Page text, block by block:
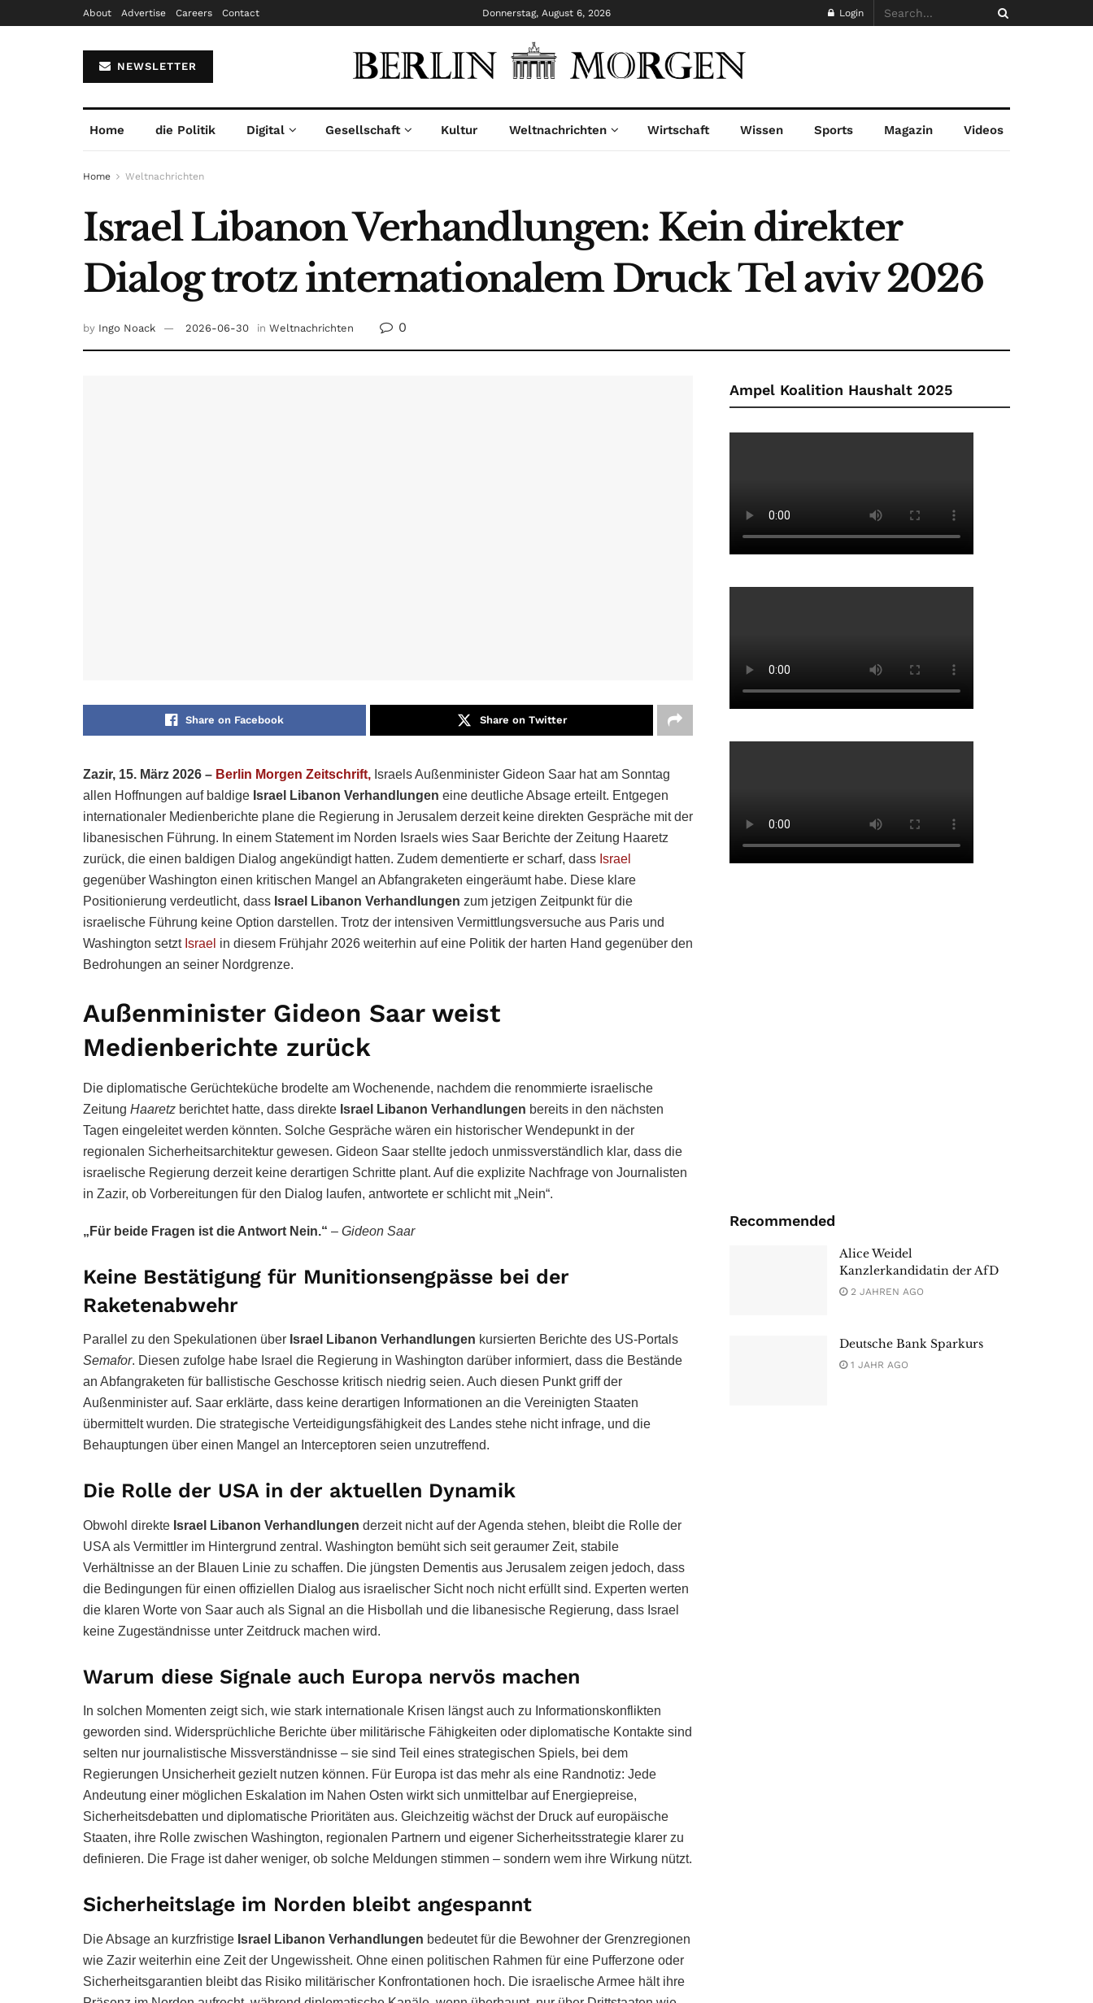
About Advertise Careers Contact Donnerstag, August 6, 2026 Login
NEWSLETTER
Home die Politik Digital Gesellschaft Kultur Weltnachrichten Wirtschaft Wissen Sports Magazin Videos
Home Weltnachrichten
Israel Libanon Verhandlungen: Kein direkter
Dialog trotz internationalem Druck Tel aviv 2026
by Ingo Noack 2026-06-30 in Weltnachrichten 0
Share on Facebook Share on Twitter
Zazir, 15. März 2026 – Berlin Morgen Zeitschrift, Israels Außenminister Gideon Saar hat am Sonntag
allen Hoffnungen auf baldige Israel Libanon Verhandlungen eine deutliche Absage erteilt. Entgegen
internationaler Medienberichte plane die Regierung in Jerusalem derzeit keine direkten Gespräche mit der
libanesischen Führung. In einem Statement im Norden Israels wies Saar Berichte der Zeitung Haaretz
zurück, die einen baldigen Dialog angekündigt hatten. Zudem dementierte er scharf, dass Israel
gegenüber Washington einen kritischen Mangel an Abfangraketen eingeräumt habe. Diese klare
Positionierung verdeutlicht, dass Israel Libanon Verhandlungen zum jetzigen Zeitpunkt für die
israelische Führung keine Option darstellen. Trotz der intensiven Vermittlungsversuche aus Paris und
Washington setzt Israel in diesem Frühjahr 2026 weiterhin auf eine Politik der harten Hand gegenüber den
Bedrohungen an seiner Nordgrenze.
Außenminister Gideon Saar weist
Medienberichte zurück
Die diplomatische Gerüchteküche brodelte am Wochenende, nachdem die renommierte israelische
Zeitung Haaretz berichtet hatte, dass direkte Israel Libanon Verhandlungen bereits in den nächsten
Tagen eingeleitet werden könnten. Solche Gespräche wären ein historischer Wendepunkt in der
regionalen Sicherheitsarchitektur gewesen. Gideon Saar stellte jedoch unmissverständlich klar, dass die
israelische Regierung derzeit keine derartigen Schritte plant. Auf die explizite Nachfrage von Journalisten
in Zazir, ob Vorbereitungen für den Dialog laufen, antwortete er schlicht mit „Nein“.
„Für beide Fragen ist die Antwort Nein.“ – Gideon Saar
Keine Bestätigung für Munitionsengpässe bei der
Raketenabwehr
Parallel zu den Spekulationen über Israel Libanon Verhandlungen kursierten Berichte des US-Portals
Semafor. Diesen zufolge habe Israel die Regierung in Washington darüber informiert, dass die Bestände
an Abfangraketen für ballistische Geschosse kritisch niedrig seien. Auch diesen Punkt griff der
Außenminister auf. Saar erklärte, dass keine derartigen Informationen an die Vereinigten Staaten
übermittelt wurden. Die strategische Verteidigungsfähigkeit des Landes stehe nicht infrage, und die
Behauptungen über einen Mangel an Interceptoren seien unzutreffend.
Die Rolle der USA in der aktuellen Dynamik
Obwohl direkte Israel Libanon Verhandlungen derzeit nicht auf der Agenda stehen, bleibt die Rolle der
USA als Vermittler im Hintergrund zentral. Washington bemüht sich seit geraumer Zeit, stabile
Verhältnisse an der Blauen Linie zu schaffen. Die jüngsten Dementis aus Jerusalem zeigen jedoch, dass
die Bedingungen für einen offiziellen Dialog aus israelischer Sicht noch nicht erfüllt sind. Experten werten
die klaren Worte von Saar auch als Signal an die Hisbollah und die libanesische Regierung, dass Israel
keine Zugeständnisse unter Zeitdruck machen wird.
Warum diese Signale auch Europa nervös machen
In solchen Momenten zeigt sich, wie stark internationale Krisen längst auch zu Informationskonflikten
geworden sind. Widersprüchliche Berichte über militärische Fähigkeiten oder diplomatische Kontakte sind
selten nur journalistische Missverständnisse – sie sind Teil eines strategischen Spiels, bei dem
Regierungen Unsicherheit gezielt nutzen können. Für Europa ist das mehr als eine Randnotiz: Jede
Andeutung einer möglichen Eskalation im Nahen Osten wirkt sich unmittelbar auf Energiepreise,
Sicherheitsdebatten und diplomatische Prioritäten aus. Gleichzeitig wächst der Druck auf europäische
Staaten, ihre Rolle zwischen Washington, regionalen Partnern und eigener Sicherheitsstrategie klarer zu
definieren. Die Frage ist daher weniger, ob solche Meldungen stimmen – sondern wem ihre Wirkung nützt.
Sicherheitslage im Norden bleibt angespannt
Die Absage an kurzfristige Israel Libanon Verhandlungen bedeutet für die Bewohner der Grenzregionen
wie Zazir weiterhin eine Zeit der Ungewissheit. Ohne einen politischen Rahmen für eine Pufferzone oder
Sicherheitsgarantien bleibt das Risiko militärischer Konfrontationen hoch. Die israelische Armee hält ihre
Ampel Koalition Haushalt 2025
Recommended
Alice Weidel
Kanzlerkandidatin der AfD
2 JAHREN AGO
Deutsche Bank Sparkurs
1 JAHR AGO